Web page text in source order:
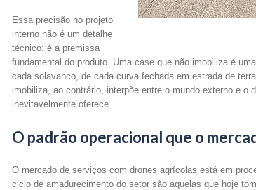
Essa precisão no projeto
interno não é um detalhe
técnico: é a premissa
fundamental do produto. Uma case que não imobiliza é
cada solavanco, de cada curva fechada em estrada de
imobiliza, ao contrário, interpõe entre o mundo externo e o
inevitavelmente oferece.
O padrão operacional que o
O mercado de serviços com drones agrícolas está em
ciclo de amadurecimento do setor são aquelas que hoje